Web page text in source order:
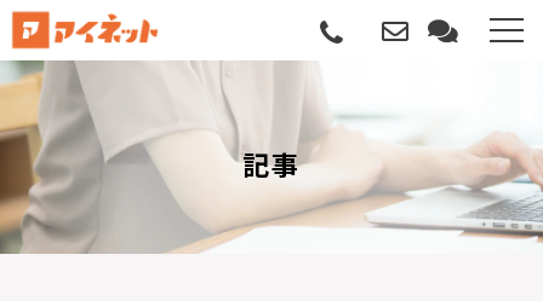
選ばれる理由
導入について
サポートについて
記事